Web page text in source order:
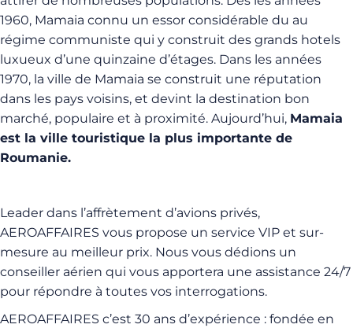
1960, Mamaia connu un essor considérable du au
régime communiste qui y construit des grands hotels
luxueux d’une quinzaine d’étages. Dans les années
1970, la ville de Mamaia se construit une réputation
dans les pays voisins, et devint la destination bon
marché, populaire et à proximité. Aujourd’hui, Mamaia
est la ville touristique la plus importante de
Roumanie.
Leader dans l’affrètement d’avions privés,
AEROAFFAIRES vous propose un service VIP et sur-
mesure au meilleur prix. Nous vous dédions un
conseiller aérien qui vous apportera une assistance 24/7
pour répondre à toutes vos interrogations.
AEROAFFAIRES c’est 30 ans d’expérience : fondée en